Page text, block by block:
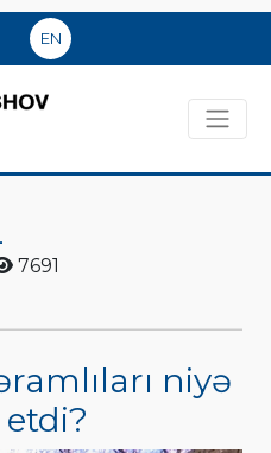
EN
7691
niyə